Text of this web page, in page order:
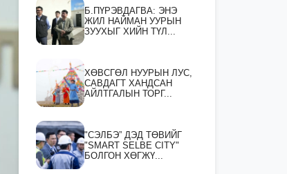
Б.ПҮРЭВДАГВА: ЭНЭ
ЖИЛ НАЙМАН УУРЫН
ЗУУХЫГ ХИЙН ТҮЛ...
ХӨВСГӨЛ НУУРЫН ЛУС,
САВДАГТ ХАНДСАН
АЙЛТГАЛЫН ТОРГ...
"СЭЛБЭ” ДЭД ТӨВИЙГ
"SMART SELBE CITY"
БОЛГОН ХӨГЖҮ...